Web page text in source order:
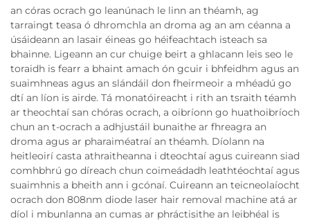
an córas ocrach go leanúnach le linn an théamh, ag
tarraingt teasa ó dhromchla an droma ag an am céanna a
úsáideann an lasair éineas go héifeachtach isteach sa
bhainne. Ligeann an cur chuige beirt a ghlacann leis seo le
toraidh is fearr a bhaint amach ón gcuir i bhfeidhm agus an
suaimhneas agus an slándáil don fheirmeoir a mhéadú go
dtí an líon is airde. Tá monatóireacht i rith an tsraith téamh
ar theochtaí san chóras ocrach, a oibríonn go huathoibríoch
chun an t-ocrach a adhjustáil bunaithe ar fhreagra an
droma agus ar pharaiméatraí an théamh. Díolann na
heitleoirí casta athraitheanna i dteochtaí agus cuireann siad
comhbhrú go díreach chun coimeádadh leathtéochtaí agus
suaimhnis a bheith ann i gcónaí. Cuireann an teicneolaíocht
ocrach don 808nm diode laser hair removal machine atá ar
díol i mbunlanna an cumas ar phráctisithe an leibhéal is